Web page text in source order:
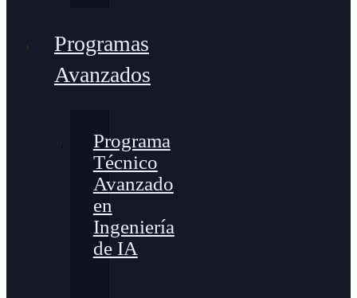
Programas
Avanzados
Programa
Técnico
Avanzado
en
Ingeniería
de IA